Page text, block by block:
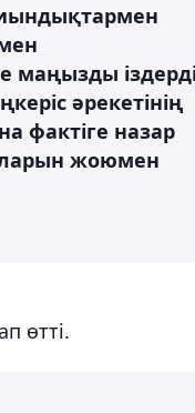
маңызды
әрекетінің
фактіге назар
жоюмен
өтті.